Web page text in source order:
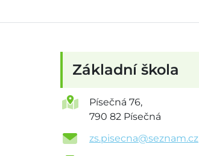
Základní škola
Písečná 76,
790 82 Písečná
zs.pisecna@seznam.cz